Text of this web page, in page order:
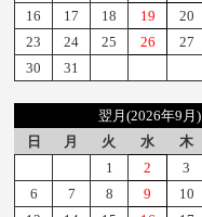
16
17 18 19 20
23
24 25 26 27
30
31
翌月(2026年9月)
日
月 火 水 木
1
2 3
6
7 8 9 10